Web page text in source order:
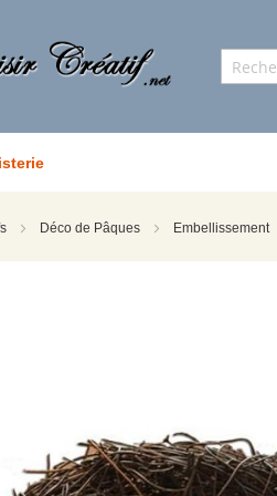
Déco de Pâques Embellissement